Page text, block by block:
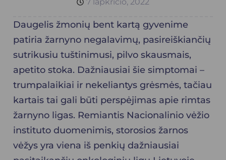
Daugelis žmonių bent kartą gyvenime
patiria žarnyno negalavimų, pasireiškiančių
sutrikusiu tuštinimusi, pilvo skausmais,
apetito stoka. Dažniausiai šie simptomai –
trumpalaikiai ir nekeliantys grėsmės, tačiau
kartais tai gali būti perspėjimas apie rimtas
žarnyno ligas. Remiantis Nacionalinio vėžio
instituto duomenimis, storosios žarnos
vėžys yra viena iš penkių dažniausiai